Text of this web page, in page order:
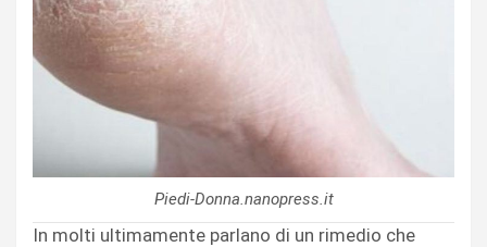
Piedi-Donna.nanopress.it
In molti ultimamente parlano di un rimedio che